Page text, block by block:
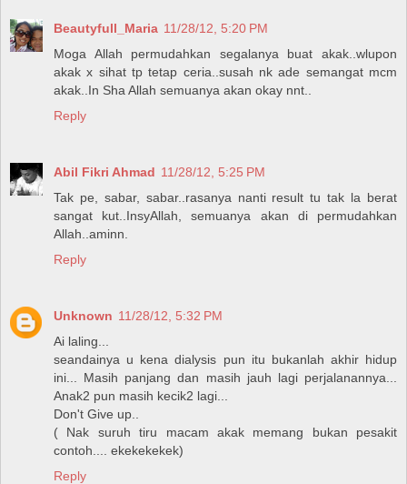
Beautyfull_Maria 11/28/12, 5:20 PM
Moga Allah permudahkan segalanya buat akak..wlupon
akak x sihat tp tetap ceria..susah nk ade semangat mcm
akak..In Sha Allah semuanya akan okay nnt..
Reply
Abil Fikri Ahmad 11/28/12, 5:25 PM
Tak pe, sabar, sabar..rasanya nanti result tu tak la berat
sangat kut..InsyAllah, semuanya akan di permudahkan
Allah..aminn.
Reply
Unknown 11/28/12, 5:32 PM
Ai laling...
seandainya u kena dialysis pun itu bukanlah akhir hidup
ini... Masih panjang dan masih jauh lagi perjalanannya...
Anak2 pun masih kecik2 lagi...
Don't Give up..
( Nak suruh tiru macam akak memang bukan pesakit
contoh.... ekekekekek)
Reply